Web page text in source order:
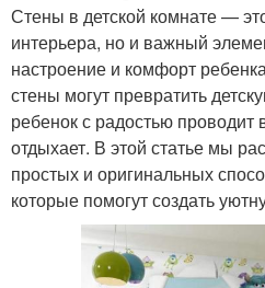
Стены в детской комнате —
интерьера, но и важный
настроение и комфорт
стены могут превратить
ребенок с радостью проводит
отдыхает. В этой статье мы
простых и оригинальных
которые помогут создать